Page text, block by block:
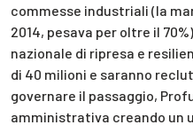
commesse industriali (la
2014, pesava per oltre il
nazionale di ripresa e
di 40 milioni e saranno
governare il passaggio,
amministrativa creando un